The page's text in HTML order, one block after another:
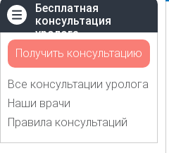
Бесплатная
консультация
уролога
Получить консультацию
Все консультации уролога
Наши врачи
Правила консультаций